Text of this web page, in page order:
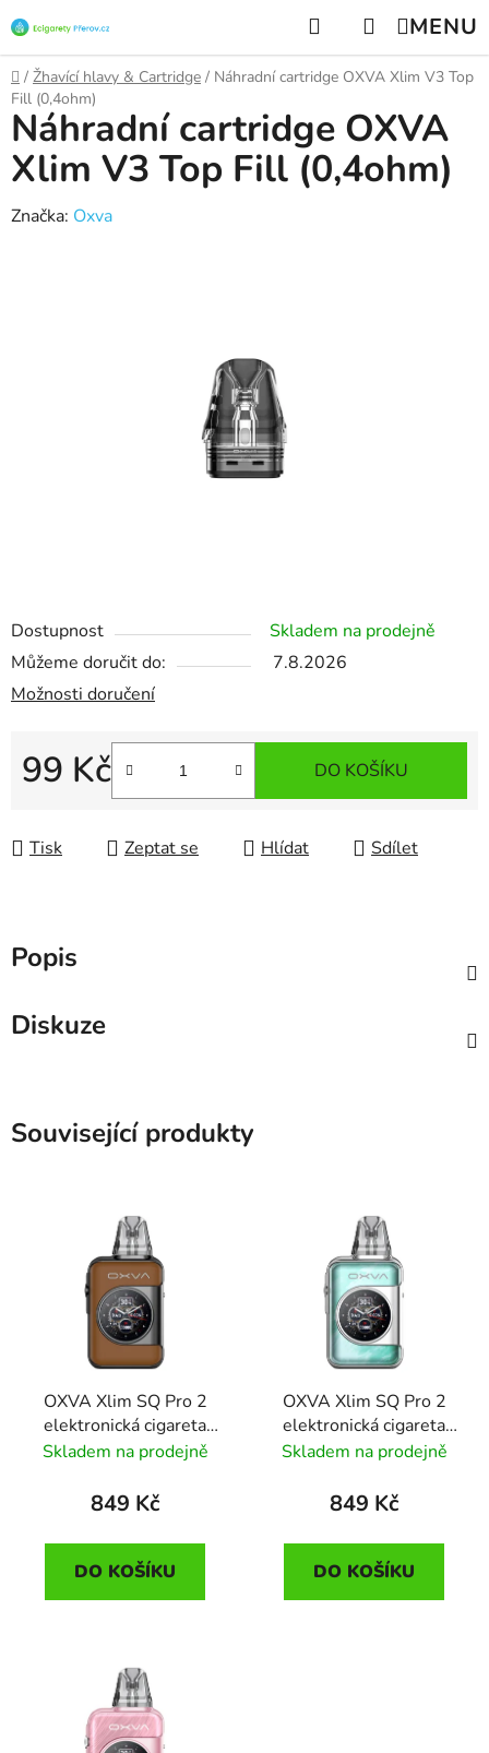
na
obsah
Hledat NÁKUPNÍ
KOŠÍK
Domů
/ Žhavící hlavy & Cartridge / Náhradní cartridge OXVA Xlim V3 Top
Fill (0,4ohm)
Dostupnost
Skladem na prodejně
Můžeme doručit do:
7.8.2026
Možnosti doručení
99 Kč
Měrná cena:
DO KOŠÍKU
Tisk Zeptat se Hlídat Sdílet
Náhradní cartridge OXVA
Xlim V3 Top Fill (0,4ohm)
Značka: Oxva
Popis
Diskuze
Související produkty
OXVA Xlim SQ Pro 2
elektronická cigareta
1600mAh Brown
Skladem na prodejně
849 Kč
DO KOŠÍKU
OXVA Xlim SQ Pro 2
elektronická cigareta
1600mAh Celadon
Skladem na prodejně
849 Kč
DO KOŠÍKU